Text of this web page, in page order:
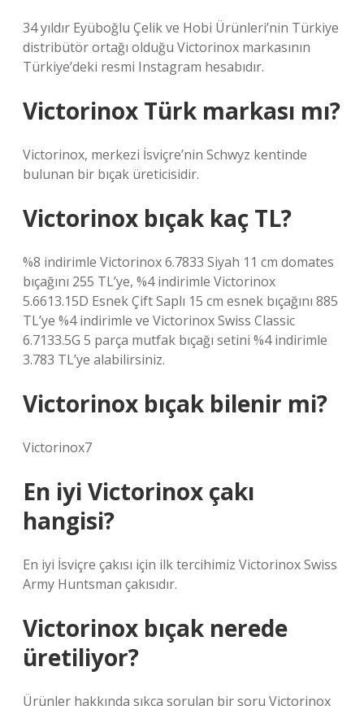
34 yıldır Eyüboğlu Çelik ve Hobi Ürünleri’nin Türkiye
distribütör ortağı olduğu Victorinox markasının
Türkiye’deki resmi Instagram hesabıdır.
Victorinox Türk markası mı?
Victorinox, merkezi İsviçre’nin Schwyz kentinde
bulunan bir bıçak üreticisidir.
Victorinox bıçak kaç TL?
%8 indirimle Victorinox 6.7833 Siyah 11 cm domates
bıçağını 255 TL’ye, %4 indirimle Victorinox
5.6613.15D Esnek Çift Saplı 15 cm esnek bıçağını 885
TL’ye %4 indirimle ve Victorinox Swiss Classic
6.7133.5G 5 parça mutfak bıçağı setini %4 indirimle
3.783 TL’ye alabilirsiniz.
Victorinox bıçak bilenir mi?
Victorinox7
En iyi Victorinox çakı
hangisi?
En iyi İsviçre çakısı için ilk tercihimiz Victorinox Swiss
Army Huntsman çakısıdır.
Victorinox bıçak nerede
üretiliyor?
Ürünler hakkında sıkça sorulan bir soru Victorinox